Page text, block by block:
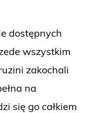
dostępnych
wszystkim
zakochali
na
się go całkiem